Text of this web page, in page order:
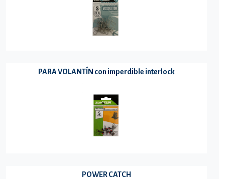
PARA VOLANTÍN con imperdible interlock
POWER CATCH